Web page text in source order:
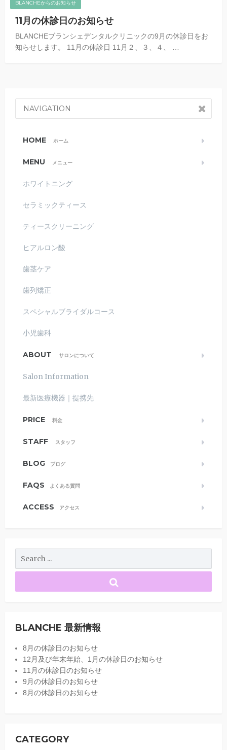
BLANCHEからのお知らせ
11月の休診日のお知らせ
BLANCHEブランシェデンタルクリニックの9月の休診日をお
知らせします。 11月の休診日 11月２、３、４、 …
NAVIGATION
HOME ホーム
MENU メニュー
ホワイトニング
セラミックティース
ティースクリーニング
ヒアルロン酸
歯茎ケア
歯列矯正
スペシャルブライダルコース
小児歯科
ABOUT サロンについて
Salon Information
最新医療機器｜提携先
PRICE 料金
STAFF スタッフ
BLOG ブログ
FAQS よくある質問
ACCESS アクセス
BLANCHE 最新情報
8月の休診日のお知らせ
12月及び年末年始、1月の休診日のお知らせ
11月の休診日のお知らせ
9月の休診日のお知らせ
8月の休診日のお知らせ
CATEGORY